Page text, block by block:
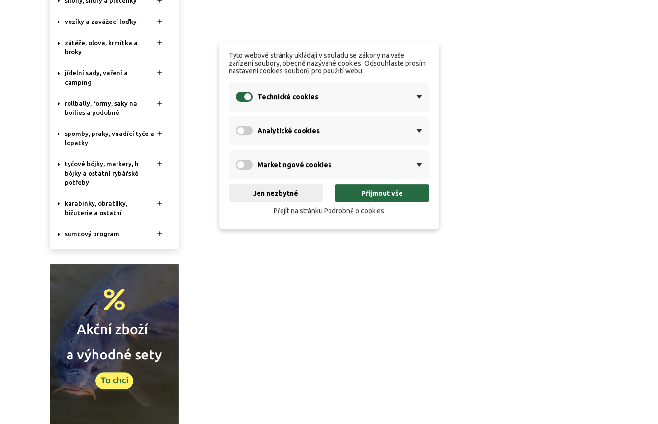
vozíky a zavážecí loďky 
zátěže, olova, krmítka a
broky

jídelní sady, vaření a
camping

rollbally, formy, saky na
boilies a podobné

spomby, praky, vnadící tyče a
lopatky

tyčové bójky, markery, h
bójky a ostatní rybářské
potřeby

karabinky, obratlíky,
bižuterie a ostatní

sumcový program 
Tyto webové stránky ukládají v souladu se zákony na vaše
zařízení soubory, obecně nazývané cookies. Odsouhlaste prosím
nastavení cookies souborů pro použití webu.
Technické cookies
Analytické cookies
Marketingové cookies
Jen nezbytné Přijmout vše
Přejít na stránku Podrobně o cookies